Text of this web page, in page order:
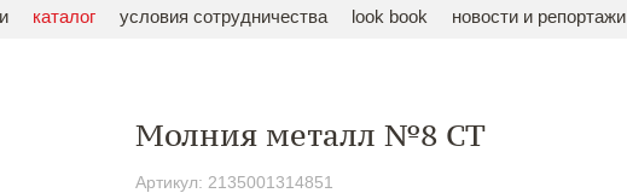
каталог условия сотрудничества look book новости и репортажи
Молния металл №8 СТ
Артикул: 2135001314851